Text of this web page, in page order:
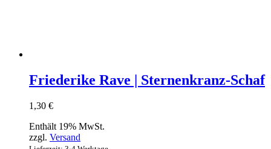
Friederike Rave | Sternenkranz-Schaf
1,30 €
Enthält 19% MwSt.
zzgl. Versand